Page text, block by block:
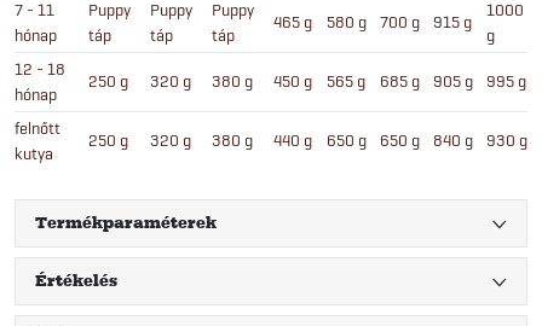
7 - 11
hónap
Puppy
táp
Puppy
táp
Puppy
táp
465 g 580 g 700 g 915 g
1000
g
12 - 18
hónap
250 g 320 g 380 g 450 g 565 g 685 g 905 g 995 g
felnőtt
kutya
250 g 320 g 380 g 440 g 650 g 650 g 840 g 930 g
Termékparaméterek
Értékelés